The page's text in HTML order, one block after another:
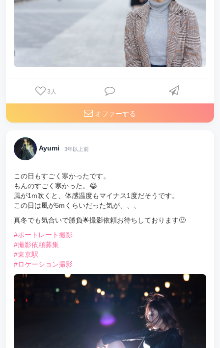
3 人
オファーする
Ayumi 3年以上前
この日もすごく寒かったです。
もんのすごく寒かった。😂
風が1m吹くと、体感温度もマイナス1度だそうです。
この日は風が5mくらいだった気が、、、
真冬でも気合いで勝負🌟撮影依頼お待ちしております🙂
#ポートレート撮影
#撮影依頼募集
#東京駅
#ロケーション撮影